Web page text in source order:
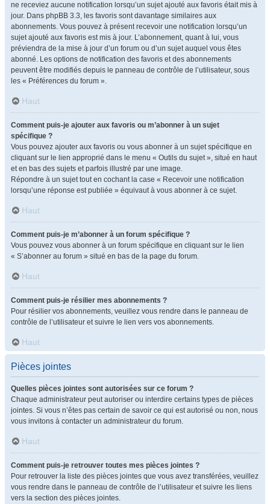
ne receviez aucune notification lorsqu’un sujet ajouté aux favoris était mis à
jour. Dans phpBB 3.3, les favoris sont davantage similaires aux
abonnements. Vous pouvez à présent recevoir une notification lorsqu’un
sujet ajouté aux favoris est mis à jour. L’abonnement, quant à lui, vous
préviendra de la mise à jour d’un forum ou d’un sujet auquel vous êtes
abonné. Les options de notification des favoris et des abonnements
peuvent être modifiés depuis le panneau de contrôle de l’utilisateur, sous
les « Préférences du forum ».
Haut
Comment puis-je ajouter aux favoris ou m’abonner à un sujet
spécifique ?
Vous pouvez ajouter aux favoris ou vous abonner à un sujet spécifique en
cliquant sur le lien approprié dans le menu « Outils du sujet », situé en haut
et en bas des sujets et parfois illustré par une image.
Répondre à un sujet tout en cochant la case « Recevoir une notification
lorsqu’une réponse est publiée » équivaut à vous abonner à ce sujet.
Haut
Comment puis-je m’abonner à un forum spécifique ?
Vous pouvez vous abonner à un forum spécifique en cliquant sur le lien
« S’abonner au forum » situé en bas de la page du forum.
Haut
Comment puis-je résilier mes abonnements ?
Pour résilier vos abonnements, veuillez vous rendre dans le panneau de
contrôle de l’utilisateur et suivre le lien vers vos abonnements.
Haut
Pièces jointes
Quelles pièces jointes sont autorisées sur ce forum ?
Chaque administrateur peut autoriser ou interdire certains types de pièces
jointes. Si vous n’êtes pas certain de savoir ce qui est autorisé ou non, nous
vous invitons à contacter un administrateur du forum.
Haut
Comment puis-je retrouver toutes mes pièces jointes ?
Pour retrouver la liste des pièces jointes que vous avez transférées, veuillez
vous rendre dans le panneau de contrôle de l’utilisateur et suivre les liens
vers la section des pièces jointes.